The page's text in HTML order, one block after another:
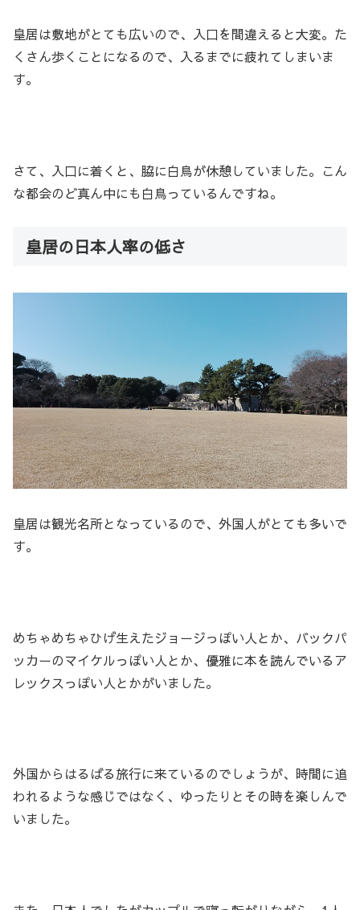
皇居は敷地がとても広いので、入口を間違えると大変。た
くさん歩くことになるので、入るまでに疲れてしまいま
す。
さて、入口に着くと、脇に白鳥が休憩していました。こん
な都会のど真ん中にも白鳥っているんですね。
皇居の日本人率の低さ
皇居は観光名所となっているので、外国人がとても多いで
す。
めちゃめちゃひげ生えたジョージっぽい人とか、バックパ
ッカーのマイケルっぽい人とか、優雅に本を読んでいるア
レックスっぽい人とかがいました。
外国からはるばる旅行に来ているのでしょうが、時間に追
われるような感じではなく、ゆったりとその時を楽しんで
いました。